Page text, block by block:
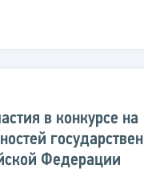
в конкурсе на
Федерации